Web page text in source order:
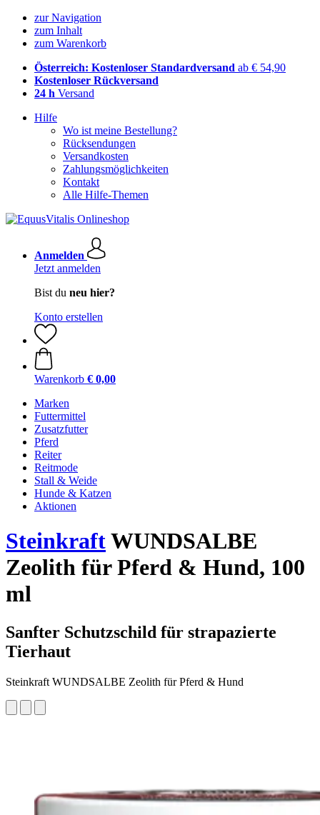
zur Navigation
zum Inhalt
zum Warenkorb
Österreich: Kostenloser Standardversand ab € 54,90
Kostenloser Rückversand
24 h Versand
Hilfe
Wo ist meine Bestellung?
Rücksendungen
Versandkosten
Zahlungsmöglichkeiten
Kontakt
Alle Hilfe-Themen
Anmelden
Jetzt anmelden
Bist du neu hier?
Konto erstellen
Warenkorb € 0,00
Marken
Futtermittel
Zusatzfutter
Pferd
Reiter
Reitmode
Stall & Weide
Hunde & Katzen
Aktionen
SteinkraftWUNDSALBE
Zeolith für Pferd & Hund, 100
ml
Sanfter Schutzschild für strapazierte
Tierhaut
Steinkraft WUNDSALBE Zeolith für Pferd & Hund